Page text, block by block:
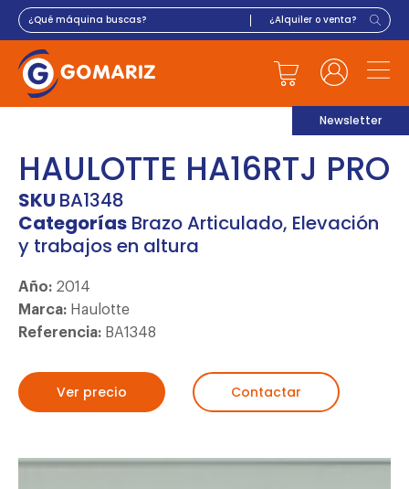
Newsletter
HAULOTTE HA16RTJ PRO
SKU BA1348
Categorías Brazo Articulado, Elevación
y trabajos en altura
Año: 2014
Marca: Haulotte
Referencia: BA1348
Ver precio Contactar